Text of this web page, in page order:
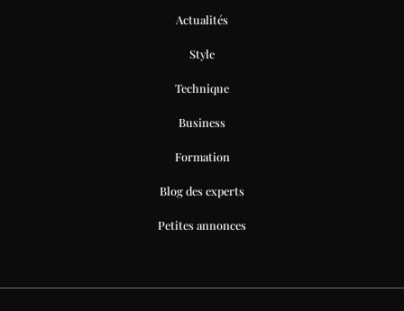
Actualités
Style
Technique
Business
Formation
Blog des experts
Petites annonces